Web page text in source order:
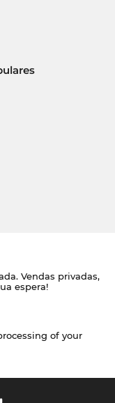
Vendas privadas,
espera!
of your